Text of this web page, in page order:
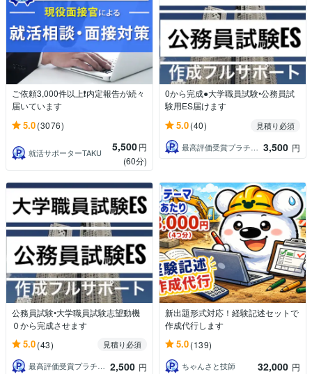
ご依頼3,000件以上❗内定報告が続々
届いています
5.0(3076)
就活サポーターTAKU 5,500円
(60分)
0から完成●大学職員試験•公務員試
験用ES届けます
5.0(40)
見積り必須
最高評価受賞プラチナランクライター桜
3,500 円
公務員試験•大学職員試験志望動機
０から完成させます
5.0(43)
見積り必須
最高評価受賞プラチナランクライター桜 2,500 円
新出題形式対応！経験記述セットで
作成代行します
5.0(139)
ちゃんさと技師 32,000 円